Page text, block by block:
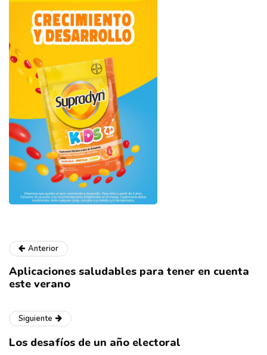
Anterior
Aplicaciones saludables para tener en cuenta
este verano
Siguiente
Los desafíos de un año electoral